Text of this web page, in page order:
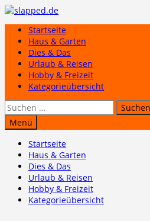
Zum
springenStartseite
Haus & Garten
Dies & Das
Urlaub & Reisen
Hobby & Freizeit
Kategorieübersicht
Suchen
nach:
Menü
Startseite
Haus & Garten
Dies & Das
Urlaub & Reisen
Hobby & Freizeit
Kategorieübersicht